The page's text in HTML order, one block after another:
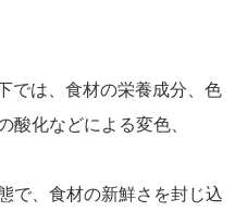
は、食材の栄養成分、色
酸化などによる変色、
、食材の新鮮さを封じ込